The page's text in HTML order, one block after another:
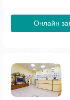
Онлайн